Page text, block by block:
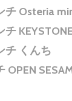
チ Osteria
チ くんち
OPEN